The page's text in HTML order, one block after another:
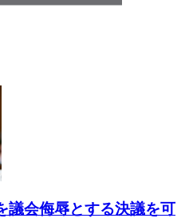
会侮辱とする決議を可